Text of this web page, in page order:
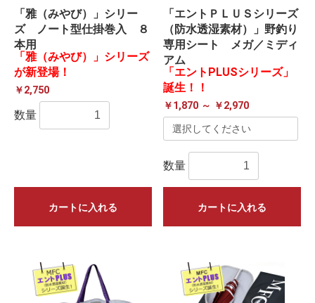
「雅（みやび）」シリー
ズ ノート型仕掛巻入 ８
本用
「雅（みやび）」シリーズ
が新登場！
￥2,750
数量
カートに入れる
「エントＰＬＵＳシリーズ
（防水透湿素材）」野釣り
専用シート メガ／ミディ
アム
「エントPLUSシリーズ」
誕生！！
￥1,870 ～ ￥2,970
数量
カートに入れる